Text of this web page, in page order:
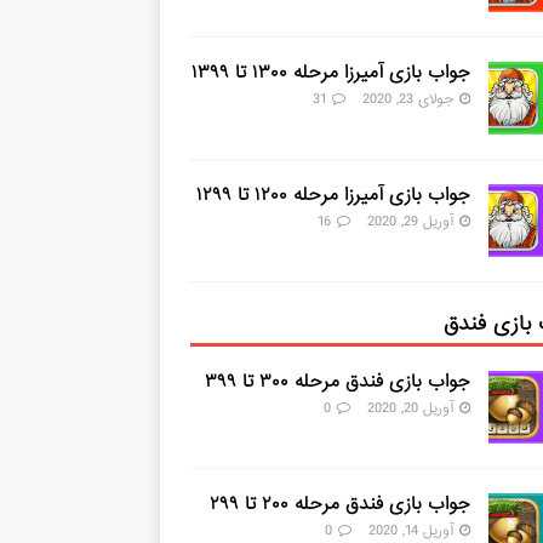
جواب بازی آمیرزا مرحله ۱۳۰۰ تا ۱۳۹۹
جولای 23, 2020 31
جواب بازی آمیرزا مرحله ۱۲۰۰ تا ۱۲۹۹
آوریل 29, 2020 16
فندق
جواب بازی فندق مرحله ۳۰۰ تا ۳۹۹
آوریل 20, 2020 0
جواب بازی فندق مرحله ۲۰۰ تا ۲۹۹
آوریل 14, 2020 0